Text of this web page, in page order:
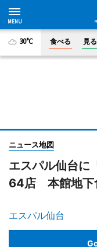
30°C 食べる 見
ニュース地図
エスパル仙台に
64店 本館地下
エスパル仙台